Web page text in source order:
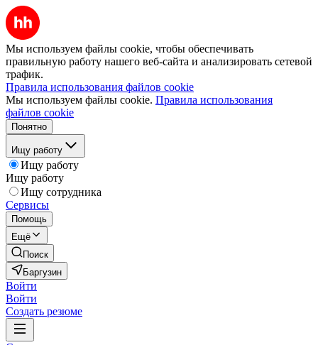
Мы используем файлы cookie, чтобы обеспечивать
правильную работу нашего веб-сайта и анализировать сетевой
трафик.
Правила использования файлов cookie
Мы используем файлы cookie. Правила использования
файлов cookie
Понятно
Ищу работу
Ищу работу
Ищу работу
Ищу сотрудника
Сервисы
Помощь
Ещё
Поиск
Баргузин
Войти
Войти
Создать резюме